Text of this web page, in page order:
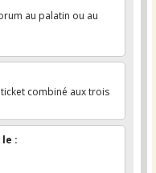
au palatin ou au
combiné aux trois
: